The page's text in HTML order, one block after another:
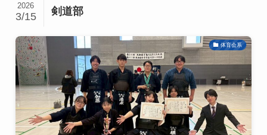
剣道部
2026
3/15
体育会系